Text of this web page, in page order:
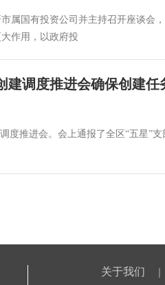
属国有投资公司并主持召开座谈会
作用，以政府投
建调度推进会确保创建任
度推进会。会上通报了全区“五星”
关于我们